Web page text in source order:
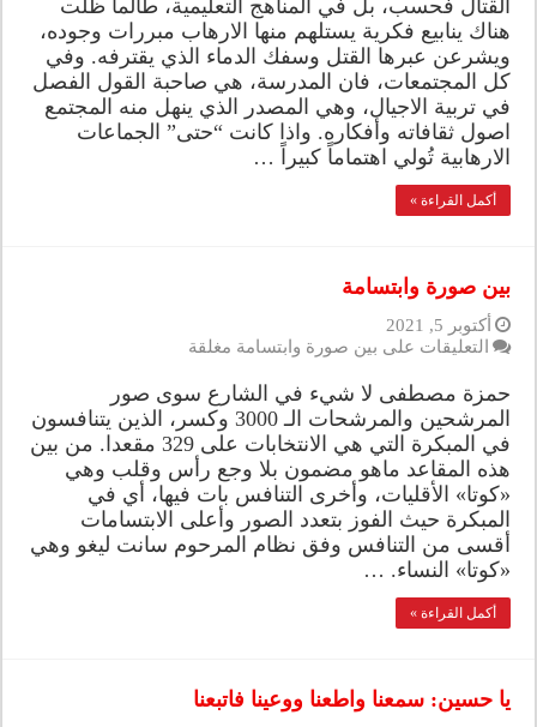
القتال فحسب، بل في المناهج التعليمية، طالما ظلت
هناك ينابيع فكرية يستلهم منها الارهاب مبررات وجوده،
ويشرعن عبرها القتل وسفك الدماء الذي يقترفه. وفي
كل المجتمعات، فان المدرسة، هي صاحبة القول الفصل
في تربية الاجيال، وهي المصدر الذي ينهل منه المجتمع
اصول ثقافاته وأفكاره. واذا كانت “حتى” الجماعات
الارهابية تُولي اهتماماً كبيراً …
أكمل القراءة »
بين صورة وابتسامة
أكتوبر 5, 2021
التعليقات على بين صورة وابتسامة مغلقة
حمزة مصطفى لا شيء في الشارع سوى صور
المرشحين والمرشحات الـ 3000 وكسر، الذين يتنافسون
في المبكرة التي هي الانتخابات على 329 مقعدا. من بين
هذه المقاعد ماهو مضمون بلا وجع رأس وقلب وهي
«كوتا» الأقليات، وأخرى التنافس بات فيها، أي في
المبكرة حيث الفوز بتعدد الصور وأعلى الابتسامات
أقسى من التنافس وفق نظام المرحوم سانت ليغو وهي
«كوتا» النساء. …
أكمل القراءة »
يا حسين: سمعنا واطعنا ووعينا فاتبعنا